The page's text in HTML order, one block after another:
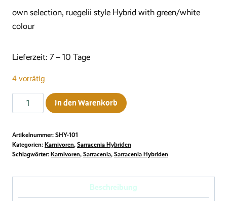
own selection, ruegelii style Hybrid with green/white
colour
Lieferzeit: 7 – 10 Tage
4 vorrätig
Sarracenia
"Leah
x
self,
Menge
In den Warenkorb
Artikelnummer: SHY-101
Kategorien: Karnivoren, Sarracenia Hybriden
Schlagwörter: Karnivoren, Sarracenia, Sarracenia Hybriden
Beschreibung